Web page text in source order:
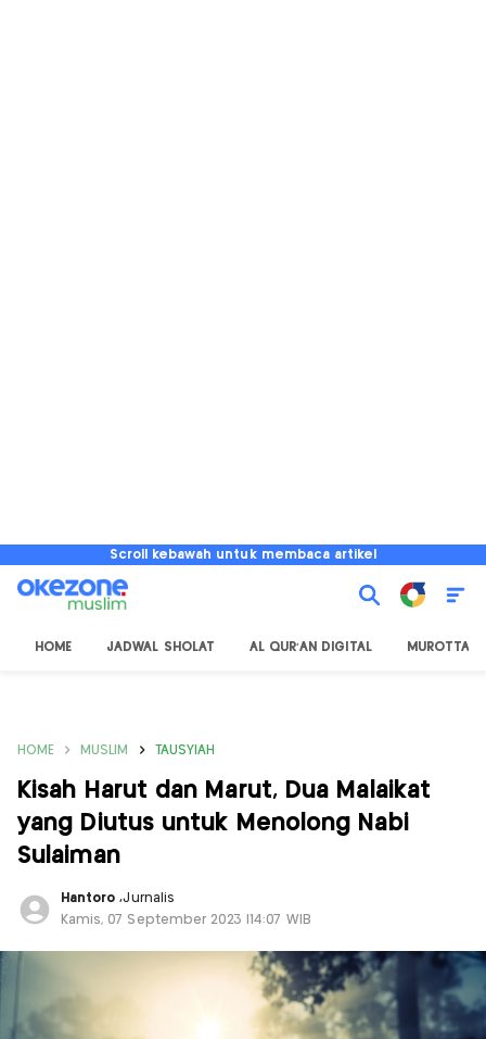
Scroll kebawah untuk membaca artikel
HOME JADWAL SHOLAT AL QUR'AN DIGITAL MUROTTAL
HOME MUSLIM TAUSYIAH
Kisah Harut dan Marut, Dua Malaikat
yang Diutus untuk Menolong Nabi
Sulaiman
Hantoro,Jurnalis
Kamis, 07 September 2023 |14:07 WIB